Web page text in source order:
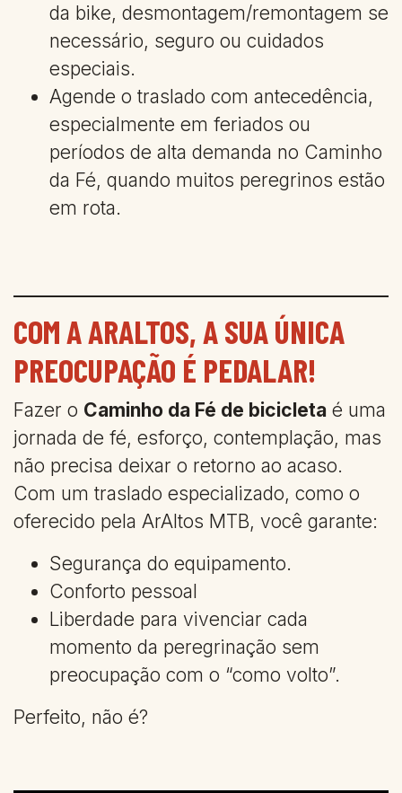
da bike, desmontagem/remontagem se
necessário, seguro ou cuidados
especiais.
Agende o traslado com antecedência,
especialmente em feriados ou
períodos de alta demanda no Caminho
da Fé, quando muitos peregrinos estão
em rota.
COM A ARALTOS, A SUA ÚNICA
PREOCUPAÇÃO É PEDALAR!
Fazer o Caminho da Fé de bicicleta é uma
jornada de fé, esforço, contemplação, mas
não precisa deixar o retorno ao acaso.
Com um traslado especializado, como o
oferecido pela ArAltos MTB, você garante:
Segurança do equipamento.
Conforto pessoal
Liberdade para vivenciar cada
momento da peregrinação sem
preocupação com o “como volto”.
Perfeito, não é?